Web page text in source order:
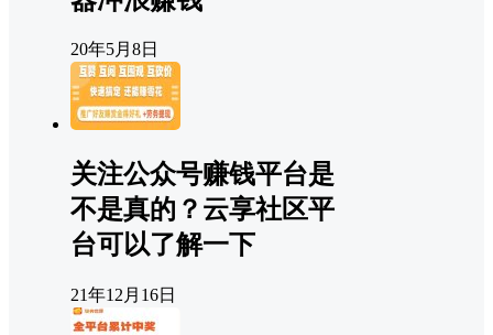
20年5月8日
关注公众号赚钱平台是
不是真的？云享社区平
台可以了解一下
21年12月16日